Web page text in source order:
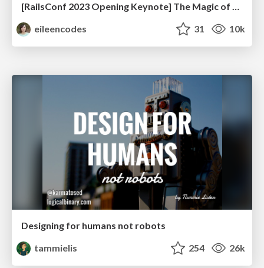
[RailsConf 2023 Opening Keynote] The Magic of Rails
eileencodes
31 10k
Designing for humans not robots
tammielis
254 26k